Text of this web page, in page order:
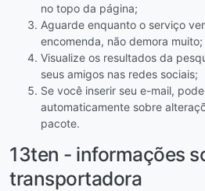
no topo da página;
Aguarde enquanto o serviço
encomenda, não demora muito;
Visualize os resultados da
seus amigos nas redes sociais;
Se você inserir seu e-mail,
automaticamente sobre
pacote.
13ten - informações
transportadora